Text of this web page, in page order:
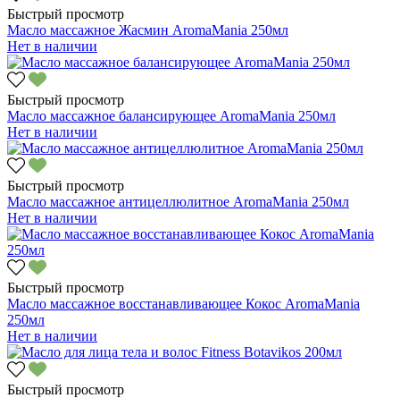
Быстрый просмотр
Масло массажное Жасмин AromaMania 250мл
Нет в наличии
Быстрый просмотр
Масло массажное балансирующее AromaMania 250мл
Нет в наличии
Быстрый просмотр
Масло массажное антицеллюлитное AromaMania 250мл
Нет в наличии
Быстрый просмотр
Масло массажное восстанавливающее Кокос AromaMania
250мл
Нет в наличии
Быстрый просмотр